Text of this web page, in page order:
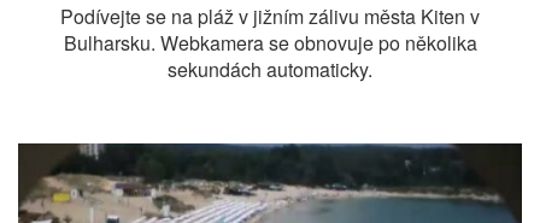
Podívejte se na pláž v jižním zálivu města Kiten v
Bulharsku. Webkamera se obnovuje po několika
sekundách automaticky.